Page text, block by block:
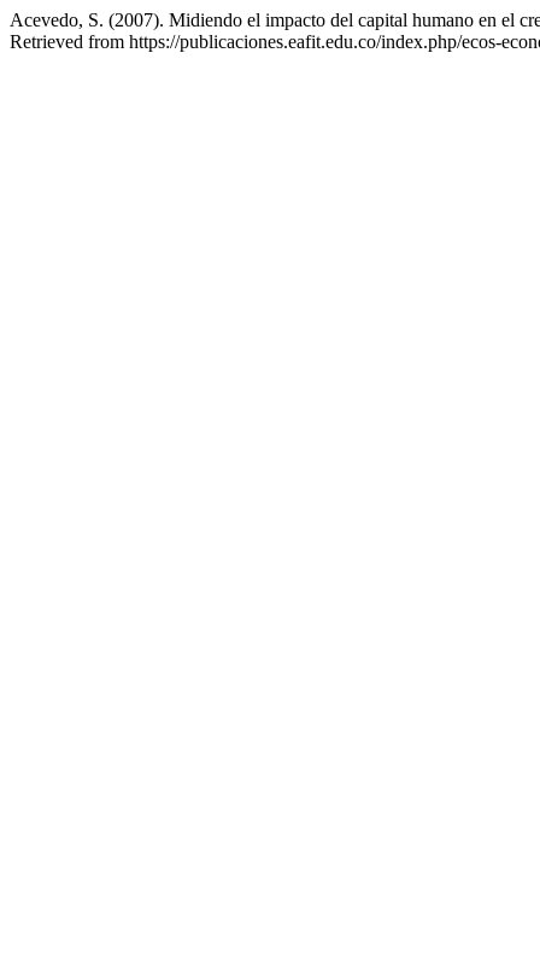
Acevedo, S. (2007). Midiendo el impacto del capital humano en el
Retrieved from https://publicaciones.eafit.edu.co/index.php/ecos-